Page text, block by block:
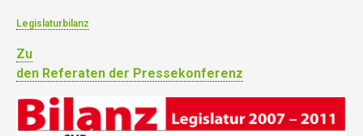
Legislaturbilanz
Zu
den Referaten der Pressekonferenz